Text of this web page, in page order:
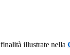
illustrate nella